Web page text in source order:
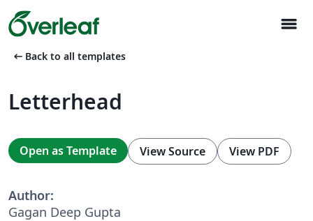
menu
arrow_left_alt Back to all templates
Letterhead
Open as Template View Source View PDF
Author:
Gagan Deep Gupta